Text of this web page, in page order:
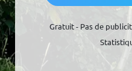
Gratuit - Pas de